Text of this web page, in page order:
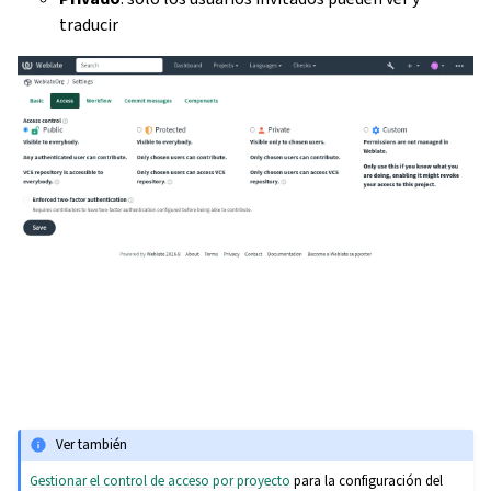
traducir
Ver también
Gestionar el control de acceso por proyecto para la configuración del